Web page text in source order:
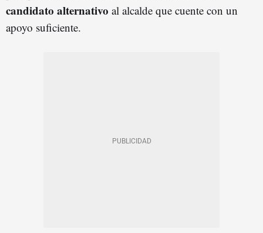
candidato alternativo al alcalde que cuente con un
apoyo suficiente.